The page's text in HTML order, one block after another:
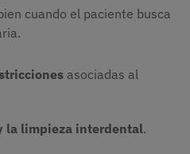
cuando el paciente busca
asociadas al
la limpieza interdental.